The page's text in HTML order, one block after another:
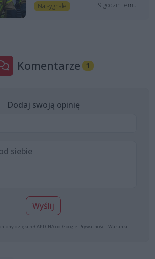
Na sygnale 9 godzin temu
Komentarze 1
Dodaj swoją opinię
Wyślij
dzięki reCAPTCHA od Google: Prywatność | Warunki